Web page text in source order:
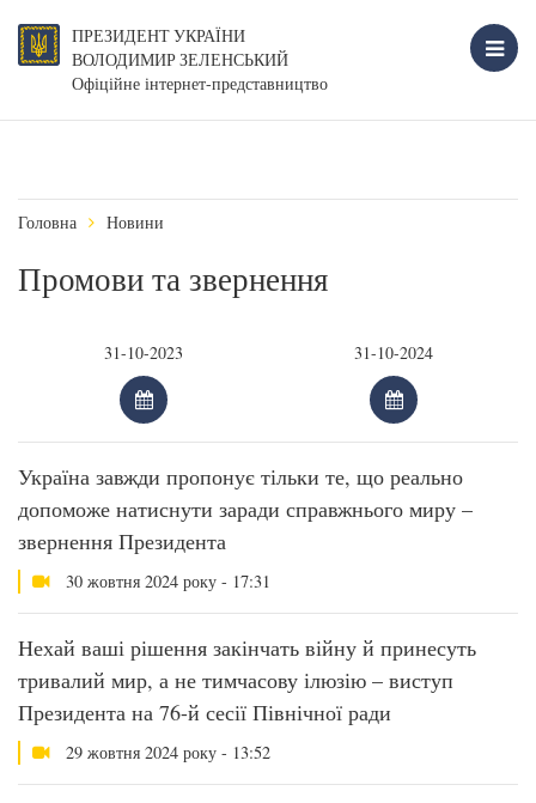
ПРЕЗИДЕНТ УКРАЇНИ
ВОЛОДИМИР ЗЕЛЕНСЬКИЙ
Офіційне інтернет-представництво
Головна Новини
Промови та звернення
Україна завжди пропонує тільки те, що реально
допоможе натиснути заради справжнього миру –
звернення Президента
30 жовтня 2024 року - 17:31
Нехай ваші рішення закінчать війну й принесуть
тривалий мир, а не тимчасову ілюзію – виступ
Президента на 76-й сесії Північної ради
29 жовтня 2024 року - 13:52